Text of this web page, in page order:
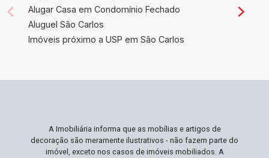
Alugar Casa em Condomínio Fechado
Aluguel São Carlos
Imóveis próximo a USP em São Carlos
A Imobiliária informa que as mobílias e artigos de
decoração são meramente ilustrativos - não fazem parte do
imóvel, exceto nos casos de imóveis mobiliados. A